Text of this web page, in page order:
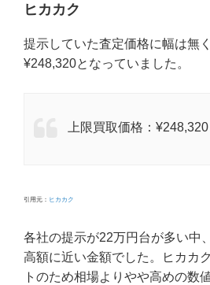
ヒカカク
提示していた査定価格に幅は無
¥248,320となっていました。
上限買取価格：¥248,320
引用元： ヒカカク
各社の提示が22万円台が多い中
高額に近い金額でした。ヒカカ
トのため相場よりやや高めの数